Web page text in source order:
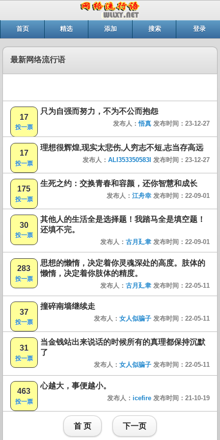
首页 精选 添加 搜索 登录
最新网络流行语
17
投一票
只为自强而努力，不为不公而抱怨
发布人：悟真 发布时间：23-12-27
17
投一票
理想很辉煌,现实太悲伤,人穷志不短,志当存高远
发布人： ALI353350583I 发布时间：23-12-27
175
投一票
生死之约：交换青春和容颜，还你智慧和成长
发布人： 江舟幸 发布时间：22-09-01
30
投一票
其他人的生活全是选择题！我踏马全是填空题！
还填不完。
发布人： 古月廴聿 发布时间：22-09-01
283
投一票
思想的懒惰，决定着你灵魂深处的高度。肢体的
懒惰，决定着你肢体的精度。
发布人： 古月廴聿 发布时间：22-05-11
37
投一票
撞碎南墙继续走
发布人： 女人似骗子 发布时间：22-05-11
31
投一票
当金钱站出来说话的时候所有的真理都保持沉默
了
发布人： 女人似骗子 发布时间：22-05-11
463
投一票
心越大，事便越小。
发布人： icefire 发布时间：21-10-19
首 页 下一页